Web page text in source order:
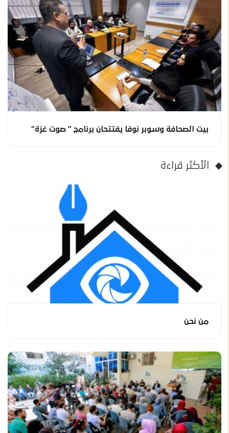
بيت الصحافة وسوبر نوفا يفتتحان برنامج " صوت غزة"
الأكثر قراءة
من نحن